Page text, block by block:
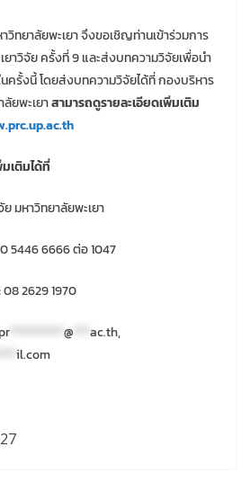
ะเยา จึงขอเชิญท่านเข้าร่วมการ
ยาวิจัย ครั้งที่ 9 และส่งบทความวิจัยเพื่อนำ
ครั้งนี้ โดยส่งบทความวิจัยได้ที่ กองบริหาร
ยพะเยาสามารถดูรายละเอียดเพิ่มเติม
เติมได้ที่
มหาวิทยาลัยพะเยา
0 5446 6666 ต่อ 1047
08 2629 1970
@ ac.th,
il.com